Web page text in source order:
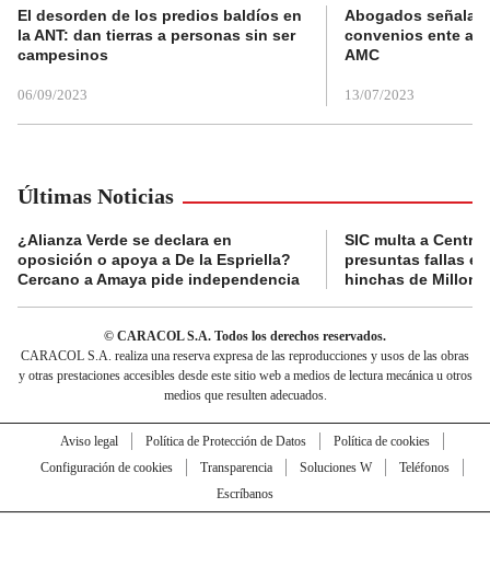
El desorden de los predios baldíos en
la ANT: dan tierras a personas sin ser
campesinos
06/09/2023
Abogados
convenios ente
AMC
13/07/2023
Últimas Noticias
¿Alianza Verde se declara en
oposición o apoya a De la Espriella?
Cercano a Amaya pide independencia
SIC multa a
presuntas fallas
hinchas de
© CARACOL S.A. Todos los derechos reservados.
CARACOL S.A. realiza una reserva expresa de las reproducciones y usos de las obras
y otras prestaciones accesibles desde este sitio web a medios de lectura mecánica u otros
medios que resulten adecuados.
Aviso legal Política de Protección de Datos
Política de cookies
Configuración de cookies
Transparencia Soluciones W
Teléfonos
Escríbanos